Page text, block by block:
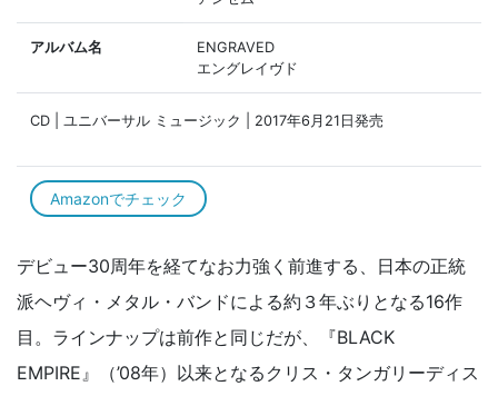
アルバム名
ENGRAVED
エングレイヴド
CD | ユニバーサル ミュージック | 2017年6月21日発売
Amazonでチェック
デビュー30周年を経てなお力強く前進する、日本の正統
派ヘヴィ・メタル・バンドによる約３年ぶりとなる16作
目。ラインナップは前作と同じだが、『BLACK
EMPIRE』（’08年）以来となるクリス・タンガリーディス